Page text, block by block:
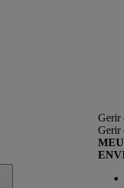
Gerir
Gerir